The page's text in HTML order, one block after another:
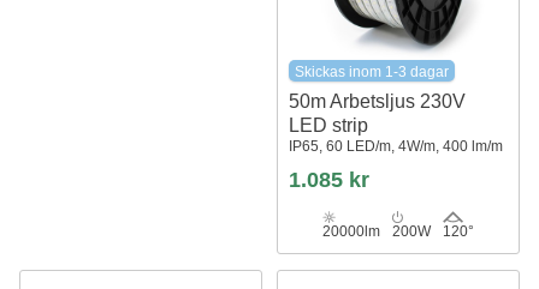
Skickas inom 1-3 dagar
50m Arbetsljus 230V
LED strip
IP65, 60 LED/m, 4W/m, 400 lm/m
1.085 kr
20000lm 200W 120°